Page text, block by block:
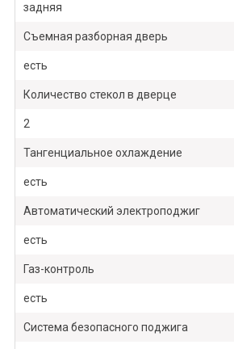
задняя
Съемная разборная дверь
есть
Количество стекол в дверце
2
Тангенциальное охлаждение
есть
Автоматический электроподжиг
есть
Газ-контроль
есть
Система безопасного поджига